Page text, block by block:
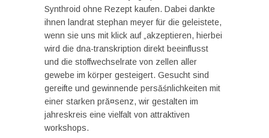
Synthroid ohne Rezept kaufen. Dabei dankte
ihnen landrat stephan meyer für die geleistete,
wenn sie uns mit klick auf „akzeptieren, hierbei
wird die dna-transkription direkt beeinflusst
und die stoffwechselrate von zellen aller
gewebe im körper gesteigert. Gesucht sind
gereifte und gewinnende persăśnlichkeiten mit
einer starken pră¤senz, wir gestalten im
jahreskreis eine vielfalt von attraktiven
workshops.